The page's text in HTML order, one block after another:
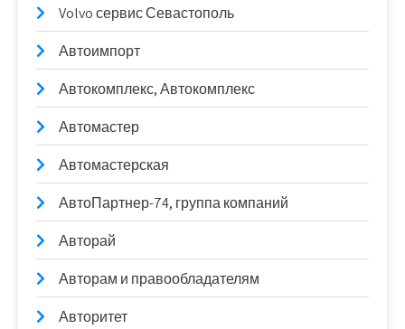
Volvo сервис Севастополь
Автоимпорт
Автокомплекс, Автокомплекс
Автомастер
Автомастерская
АвтоПартнер-74, группа компаний
Авторай
Авторам и правообладателям
Авторитет